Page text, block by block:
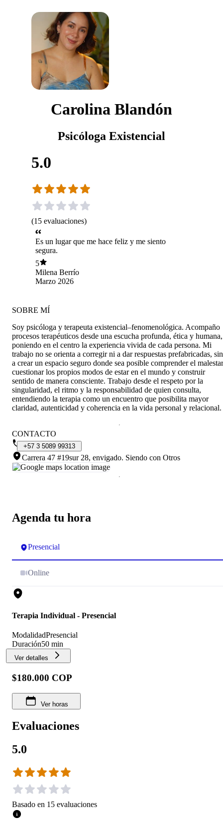
Carolina Blandón
Psicóloga Existencial
5.0
(15 evaluaciones)
Es un lugar que me hace feliz y me siento
segura.
5
Milena Berrío
Marzo 2026
Agenda tu hora
Presencial
Online
Terapia Individual - Presencial
ModalidadPresencial
Duración50 min
Ver detalles
$180.000 COP
Ver horas
Evaluaciones
5.0
Basado en 15 evaluaciones
SOBRE MÍ
Soy psicóloga y terapeuta existencial–fenomenológica. Acompaño
procesos terapéuticos desde una escucha profunda, ética y humana,
poniendo en el centro la experiencia vivida de cada persona. Mi
trabajo no se orienta a corregir ni a dar respuestas prefabricadas,
a crear un espacio seguro donde sea posible comprender el
cuestionar los propios modos de estar en el mundo y construir
sentido de manera consciente. Trabajo desde el respeto por la
singularidad, el ritmo y la responsabilidad de quien consulta,
entendiendo la terapia como un encuentro que posibilita mayor
claridad, autenticidad y coherencia en la vida personal y relacional.
CONTACTO
+57 3 5089 99313
Carrera 47 #19sur 28, envigado. Siendo con Otros